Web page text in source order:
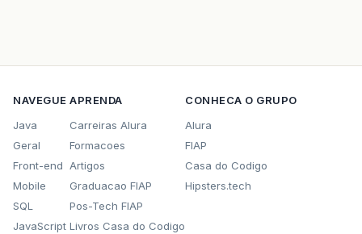
NAVEGUE
Java
Geral
Front-end
Mobile
SQL
JavaScript
APRENDA
Carreiras Alura
Formacoes
Artigos
Graduacao FIAP
Pos-Tech FIAP
Livros Casa do Codigo
CONHECA O GRUPO
Alura
FIAP
Casa do Codigo
Hipsters.tech